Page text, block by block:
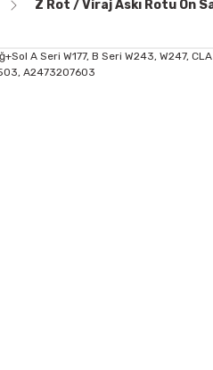
Z Rot / Viraj Askı Rotu Ön